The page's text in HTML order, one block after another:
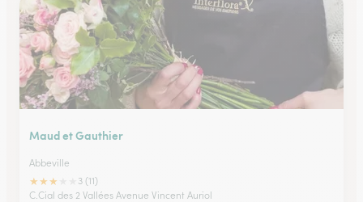
Maud et Gauthier
Abbeville
★★★
3 (11)
C.Cial des 2 Vallées Avenue Vincent Auriol